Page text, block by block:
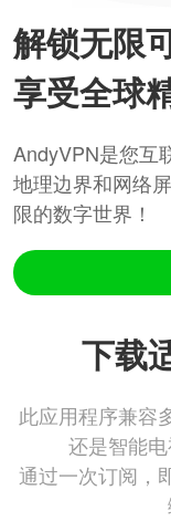
解锁无限
享受全球
AndyVPN是您互
地理边界和网络
限的数字世界！
下载
此应用程序兼容
还是智能电
通过一次订阅，